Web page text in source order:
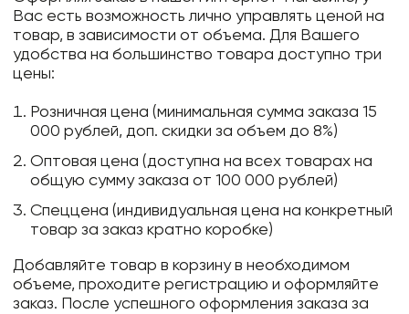
Вас есть возможность лично управлять ценой на
товар, в зависимости от объема. Для Вашего
удобства на большинство товара доступно три
цены:
Розничная цена (минимальная сумма заказа 15
000 рублей, доп. скидки за объем до 8%)
Оптовая цена (доступна на всех товарах на
общую сумму заказа от 100 000 рублей)
Спеццена (индивидуальная цена на конкретный
товар за заказ кратно коробке)
Добавляйте товар в корзину в необходимом
объеме, проходите регистрацию и оформляйте
заказ. После успешного оформления заказа за